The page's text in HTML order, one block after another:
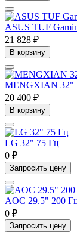
ASUS TUF
21 828 ₽
В корзину
MENGXIAN 32"
20 400 ₽
В корзину
LG 32" 75 Гц
0 ₽
Запросить цену
AOC 29.5" 200
0 ₽
Запросить цену